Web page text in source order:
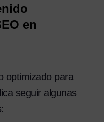
en
optimizado para
seguir algunas